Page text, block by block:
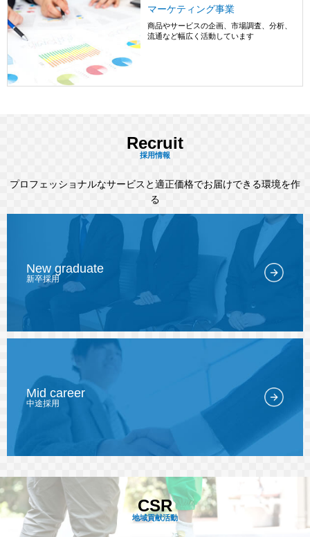
マーケティング事業
商品やサービスの企画、市場調査、分析、
流通など幅広く活動しています
詳しくはこちら
Recruit
採用情報
プロフェッショナルなサービスと適正価格でお届けできる環境を作
る
New graduate
新卒採用
Mid career
中途採用
CSR
地域貢献活動